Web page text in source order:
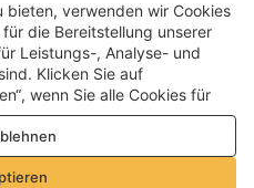
Germany
Voghion
Bedingungen
Cookie-Richtlinie
Richtlinien
bieten, verwenden wir Cookies
die Bereitstellung unserer
Leistungs-, Analyse- und
Klicken Sie auf
wenn Sie alle Cookies für
zulassen oder
finden Sie in unserer